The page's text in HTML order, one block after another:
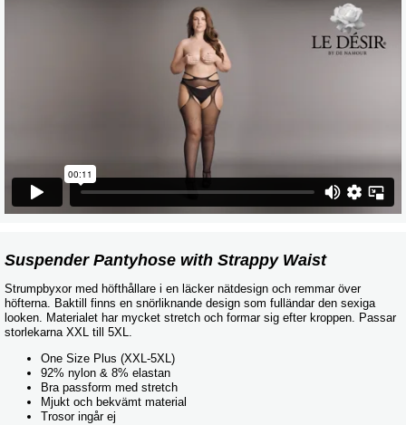
Suspender Pantyhose with Strappy Waist
Strumpbyxor med höfthållare i en läcker nätdesign och remmar över
höfterna. Baktill finns en snörliknande design som fulländar den sexiga
looken. Materialet har mycket stretch och formar sig efter kroppen. Passar
storlekarna XXL till 5XL.
One Size Plus (XXL-5XL)
92% nylon & 8% elastan
Bra passform med stretch
Mjukt och bekvämt material
Trosor ingår ej